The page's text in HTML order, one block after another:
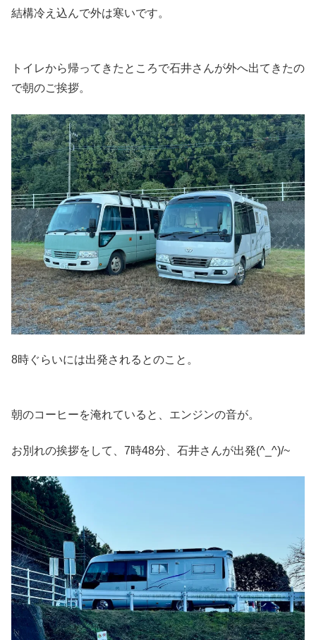
結構冷え込んで外は寒いです。
トイレから帰ってきたところで石井さんが外へ出てきたの
で朝のご挨拶。
8時ぐらいには出発されるとのこと。
朝のコーヒーを淹れていると、エンジンの音が。
お別れの挨拶をして、7時48分、石井さんが出発(^_^)/~